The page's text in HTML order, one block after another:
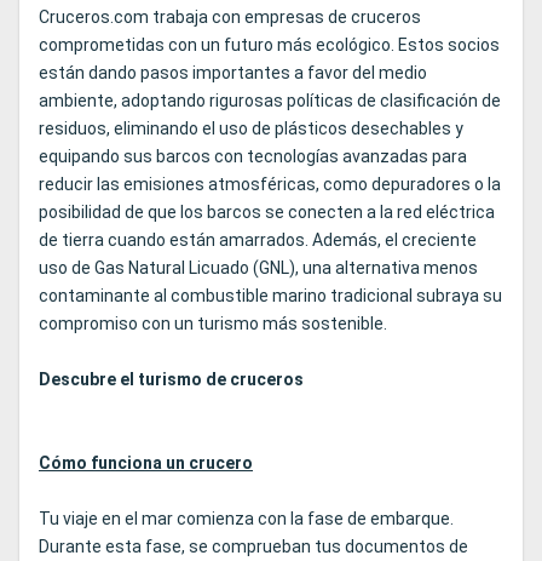
Cruceros.com trabaja con empresas de cruceros
comprometidas con un futuro más ecológico. Estos socios
están dando pasos importantes a favor del medio
ambiente, adoptando rigurosas políticas de clasificación de
residuos, eliminando el uso de plásticos desechables y
equipando sus barcos con tecnologías avanzadas para
reducir las emisiones atmosféricas, como depuradores o la
posibilidad de que los barcos se conecten a la red eléctrica
de tierra cuando están amarrados. Además, el creciente
uso de Gas Natural Licuado (GNL), una alternativa menos
contaminante al combustible marino tradicional subraya su
compromiso con un turismo más sostenible.
Descubre el turismo de cruceros
Cómo funciona un crucero
Tu viaje en el mar comienza con la fase de embarque.
Durante esta fase, se comprueban tus documentos de